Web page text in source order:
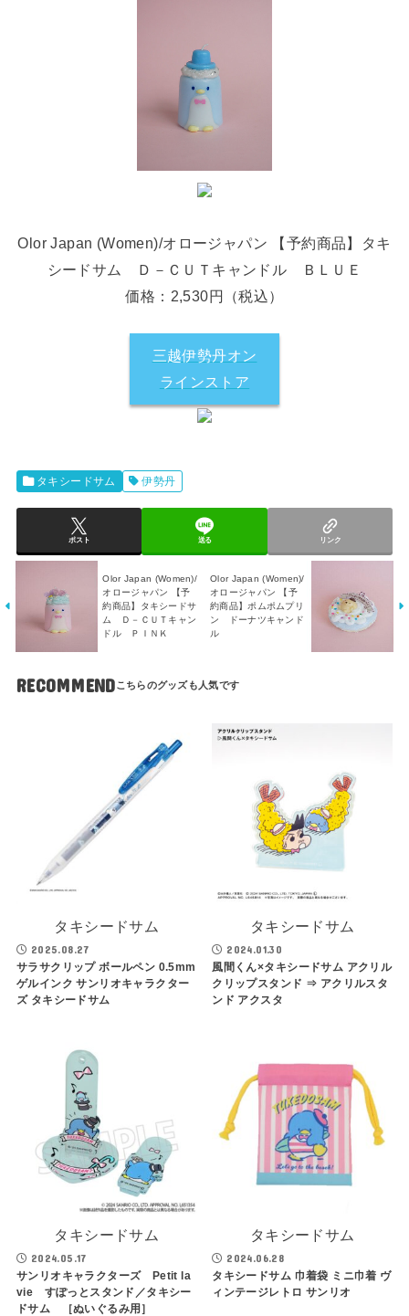
Olor Japan (Women)/オロージャパン 【予約商品】タキ
シードサム Ｄ－ＣＵＴキャンドル ＢＬＵＥ
価格：2,530円（税込）
三越伊勢丹オン
ラインストア
タキシードサム 伊勢丹
ポスト 送る リンク
Olor Japan (Women)/
オロージャパン 【予
約商品】タキシードサ
ム Ｄ－ＣＵＴキャン
ドル ＰＩＮＫ
Olor Japan (Women)/
オロージャパン 【予
約商品】ポムポムプリ
ン ドーナツキャンド
ル
RECOMMEND
タキシードサム
2025.08.27
サラサクリップ ボールペン 0.5mm
ゲルインク サンリオキャラクター
ズ タキシードサム
タキシードサム
2024.01.30
風間くん×タキシードサム アクリル
クリップスタンド ⇒ アクリルスタ
ンド アクスタ
タキシードサム
2024.05.17
サンリオキャラクターズ Petit la
vie すぽっとスタンド／タキシー
ドサム ［ぬいぐるみ用］
タキシードサム
2024.06.28
タキシードサム 巾着袋 ミニ巾着 ヴ
ィンテージレトロ サンリオ